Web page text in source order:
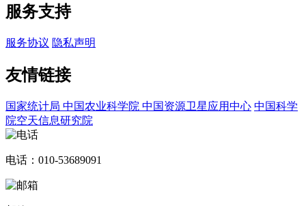
服务支持
服务协议 隐私声明
友情链接
国家统计局 中国农业科学院 中国资源卫星应用中心 中国科学
院空天信息研究院
电话：010-53689091